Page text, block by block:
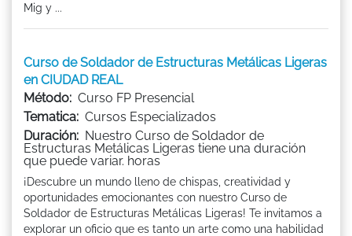
Mig y ...
Curso de Soldador de Estructuras Metálicas Ligeras
en CIUDAD REAL
Método: Curso FP Presencial
Tematica: Cursos Especializados
Duración: Nuestro Curso de Soldador de
Estructuras Metálicas Ligeras tiene una duración
que puede variar. horas
¡Descubre un mundo lleno de chispas, creatividad y
oportunidades emocionantes con nuestro Curso de
Soldador de Estructuras Metálicas Ligeras! Te invitamos a
explorar un oficio que es tanto un arte como una habilidad